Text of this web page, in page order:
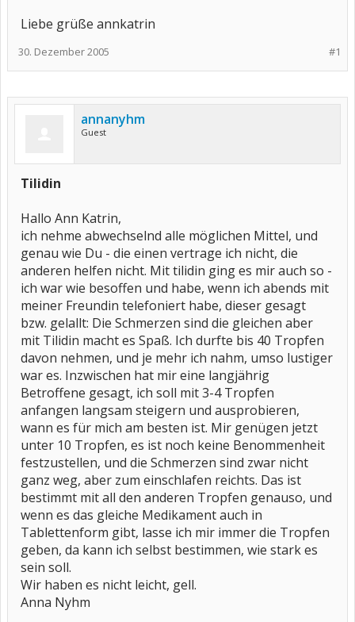
Liebe grüße annkatrin
#1
30. Dezember 2005
annanyhm
Guest
Tilidin
Hallo Ann Katrin,
ich nehme abwechselnd alle möglichen Mittel, und
genau wie Du - die einen vertrage ich nicht, die
anderen helfen nicht. Mit tilidin ging es mir auch so -
ich war wie besoffen und habe, wenn ich abends mit
meiner Freundin telefoniert habe, dieser gesagt
bzw. gelallt: Die Schmerzen sind die gleichen aber
mit Tilidin macht es Spaß. Ich durfte bis 40 Tropfen
davon nehmen, und je mehr ich nahm, umso lustiger
war es. Inzwischen hat mir eine langjährig
Betroffene gesagt, ich soll mit 3-4 Tropfen
anfangen langsam steigern und ausprobieren,
wann es für mich am besten ist. Mir genügen jetzt
unter 10 Tropfen, es ist noch keine Benommenheit
festzustellen, und die Schmerzen sind zwar nicht
ganz weg, aber zum einschlafen reichts. Das ist
bestimmt mit all den anderen Tropfen genauso, und
wenn es das gleiche Medikament auch in
Tablettenform gibt, lasse ich mir immer die Tropfen
geben, da kann ich selbst bestimmen, wie stark es
sein soll.
Wir haben es nicht leicht, gell.
Anna Nyhm